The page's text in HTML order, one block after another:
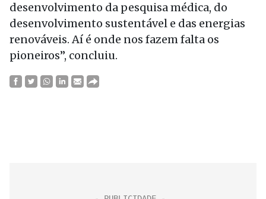
desenvolvimento da pesquisa médica, do
desenvolvimento sustentável e das energias
renováveis. Aí é onde nos fazem falta os
pioneiros”, concluiu.